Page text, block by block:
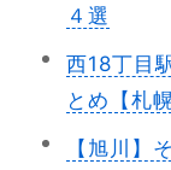
４選
西18丁目
とめ【札幌
【旭川】